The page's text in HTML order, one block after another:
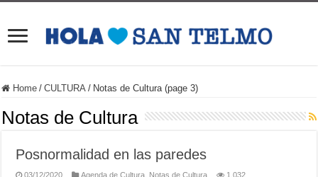
Home / CULTURA / Notas de Cultura (page 3)
Notas de Cultura
Posnormalidad en las paredes
03/12/2020 Agenda de Cultura Notas de Cultura 1,032